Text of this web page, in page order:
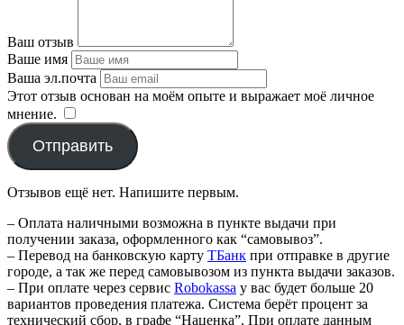
Ваш отзыв
Ваше имя
Ваша эл.почта
Этот отзыв основан на моём опыте и выражает моё личное
мнение.
Отправить
Отзывов ещё нет. Напишите первым.
– Оплата наличными возможна в пункте выдачи при
получении заказа, оформленного как “самовывоз”.
– Перевод на банковскую карту TБанк при отправке в другие
городе, а так же перед самовывозом из пункта выдачи заказов.
– При оплате через сервис Robokassa у вас будет больше 20
вариантов проведения платежа. Система берёт процент за
технический сбор, в графе “Наценка”. При оплате данным